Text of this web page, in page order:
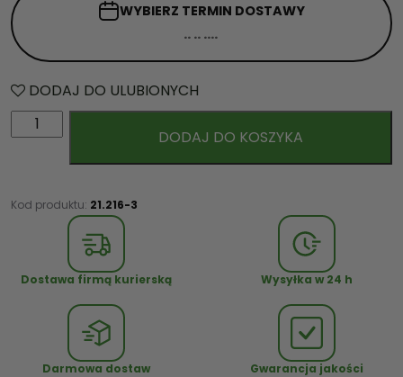
WYBIERZ TERMIN DOSTAWY
DODAJ DO ULUBIONYCH
l
ć
DODAJ DO KOSZYKA
Kod produktu: 21.216-3
Dostawa firmą kurierską Wysyłka w 24 h
Darmowa dostaw Gwarancja jakości